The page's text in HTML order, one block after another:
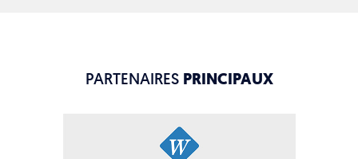
PARTENAIRES PRINCIPAUX